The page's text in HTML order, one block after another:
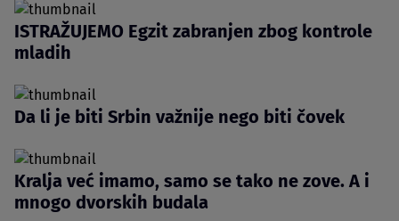
ISTRAŽUJEMO Egzit zabranjen zbog kontrole
mladih
Da li je biti Srbin važnije nego biti čovek
Kralja već imamo, samo se tako ne zove. A i
mnogo dvorskih budala